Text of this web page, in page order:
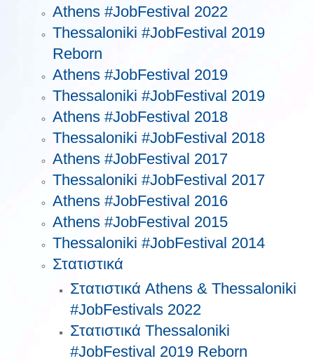
Athens #JobFestival 2022
Thessaloniki #JobFestival 2019
Reborn
Athens #JobFestival 2019
Thessaloniki #JobFestival 2019
Athens #JobFestival 2018
Thessaloniki #JobFestival 2018
Athens #JobFestival 2017
Τhessaloniki #JobFestival 2017
Athens #JobFestival 2016
Athens #JobFestival 2015
Thessaloniki #JobFestival 2014
Στατιστικά
Στατιστικά Athens & Thessaloniki
#JobFestivals 2022
Στατιστικά Thessaloniki
#JobFestival 2019 Reborn